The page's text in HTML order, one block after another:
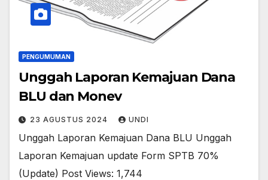
PENGUMUMAN
Unggah Laporan Kemajuan Dana
BLU dan Monev
23 AGUSTUS 2024 UNDI
Unggah Laporan Kemajuan Dana BLU Unggah
Laporan Kemajuan update Form SPTB 70%
(Update) Post Views: 1,744